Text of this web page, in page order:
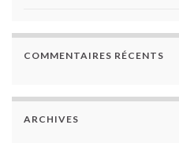
COMMENTAIRES RÉCENTS
ARCHIVES